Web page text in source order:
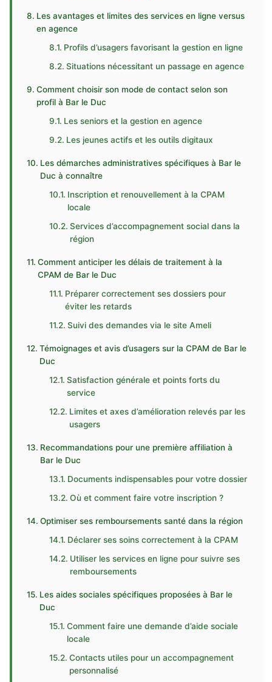
Les avantages et limites des services en ligne versus
en agence
Profils d’usagers favorisant la gestion en ligne
Situations nécessitant un passage en agence
Comment choisir son mode de contact selon son
profil à Bar le Duc
Les seniors et la gestion en agence
Les jeunes actifs et les outils digitaux
Les démarches administratives spécifiques à Bar le
Duc à connaître
Inscription et renouvellement à la CPAM
locale
Services d’accompagnement social dans la
région
Comment anticiper les délais de traitement à la
CPAM de Bar le Duc
Préparer correctement ses dossiers pour
éviter les retards
Suivi des demandes via le site Ameli
Témoignages et avis d’usagers sur la CPAM de Bar le
Duc
Satisfaction générale et points forts du
service
Limites et axes d’amélioration relevés par les
usagers
Recommandations pour une première affiliation à
Bar le Duc
Documents indispensables pour votre dossier
Où et comment faire votre inscription ?
Optimiser ses remboursements santé dans la région
Déclarer ses soins correctement à la CPAM
Utiliser les services en ligne pour suivre ses
remboursements
Les aides sociales spécifiques proposées à Bar le
Duc
Comment faire une demande d’aide sociale
locale
Contacts utiles pour un accompagnement
personnalisé